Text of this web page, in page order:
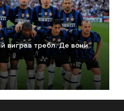
виграв требл. Де вони